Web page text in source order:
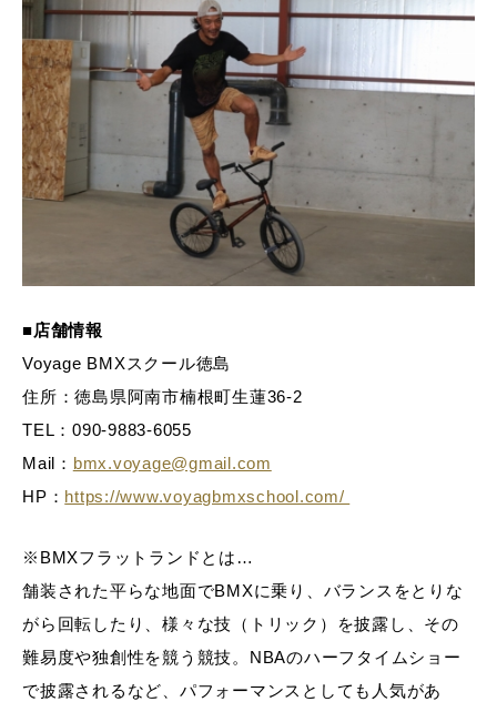
■店舗情報
Voyage BMXスクール徳島
住所：​徳島県阿南市楠根町生蓮36-2
TEL：090-9883-6055
Mail： bmx.voyage@gmail.com
HP： https://www.voyagbmxschool.com/
※BMXフラットランドとは…
舗装された平らな地面でBMXに乗り、バランスをとりな
がら回転したり、様々な技（トリック）を披露し、その
難易度や独創性を競う競技。NBAのハーフタイムショー
で披露されるなど、パフォーマンスとしても人気があ